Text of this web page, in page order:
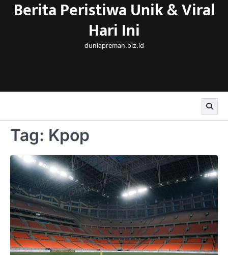
SkipBerita Peristiwa Unik & Viral
Hari Ini
duniapreman.biz.id
Tag: Kpop